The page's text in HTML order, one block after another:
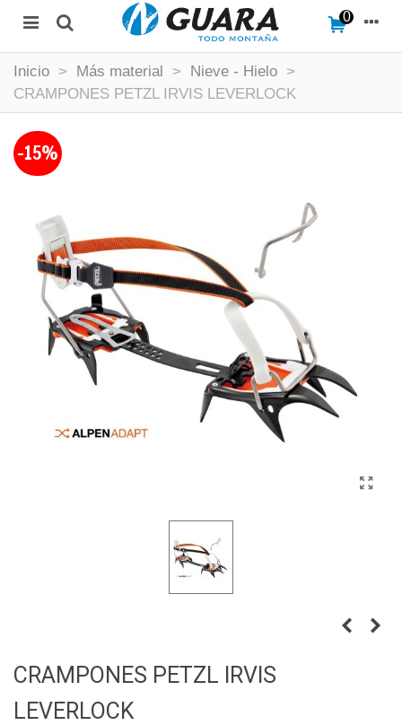
0
Inicio > Más material > Nieve - Hielo >
CRAMPONES PETZL IRVIS LEVERLOCK
-15%
CRAMPONES PETZL IRVIS
LEVERLOCK